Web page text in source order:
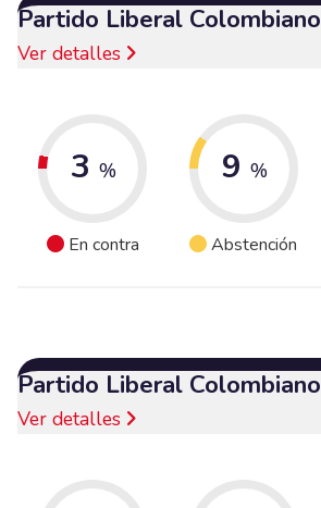
Partido Liberal Colombiano
Ver detalles
3 %
En contra
9 %
Abstención
Partido Liberal Colombiano
Ver detalles